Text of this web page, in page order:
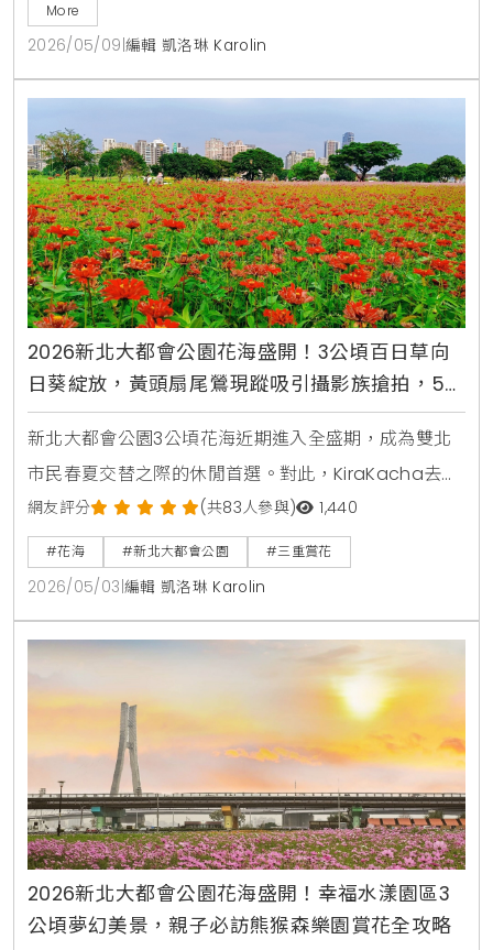
讓大眾在休閒運動中建立與土地的深度情感連結。這種
結合文創市集與生態教育的模式，確實能提升城市休憩
價值並創造多元旅遊記憶。
More
2026/05/09 編輯 凱洛琳 Karolin
2026新北大都會公園花海盛開！3公頃百日草向
日葵綻放，黃頭扇尾鶯現蹤吸引攝影族搶拍，5月
賞花交通攻略
新北大都會公園3公頃花海近期進入全盛期，成為雙北
市民春夏交替之際的休閒首選。對此，KiraKacha去
啦！創辦人梁翔渝表示，這片花海不只是視覺景觀的營
造，更透過百日草等高植株植物，成功建構出適合黃頭
扇尾鶯棲息的微生態系統，這種都市與自然的共生模
式，正是提升休閒生活品質與環境教育價值的關鍵所
在。
網友評分 (共83人參與) 1,440
#花海 #新北大都會公園 #三重賞花
2026/05/03 編輯 凱洛琳 Karolin
2026新北大都會公園花海盛開！幸福水漾園區3
公頃夢幻美景，親子必訪熊猴森樂園賞花全攻略